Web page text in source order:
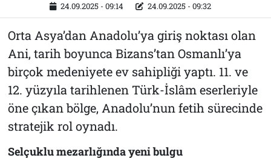
24.09.2025 - 09:14 24.09.2025 - 09:32
Orta Asya’dan Anadolu’ya giriş noktası olan
Ani, tarih boyunca Bizans’tan Osmanlı’ya
birçok medeniyete ev sahipliği yaptı. 11. ve
12. yüzyıla tarihlenen Türk-İslâm eserleriyle
öne çıkan bölge, Anadolu’nun fetih sürecinde
stratejik rol oynadı.
Selçuklu mezarlığında yeni bulgu